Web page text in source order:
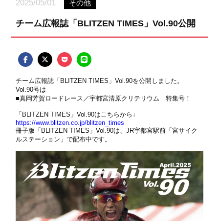
2025/05/01 その他
チーム広報誌「BLITZEN TIMES」Vol.90公開
チーム広報誌「BLITZEN TIMES」Vol.90を公開しました。
Vol.90号は
■真岡芳賀ロードレース／宇都宮清原クリテリウム 特集号！
「BLITZEN TIMES」Vol.90はこちらから↓
https://www.blitzen.co.jp/blitzen_times
冊子版「BLITZEN TIMES」Vol.90は、JR宇都宮駅前「宮サイク
ルステーション 」で配布中です。